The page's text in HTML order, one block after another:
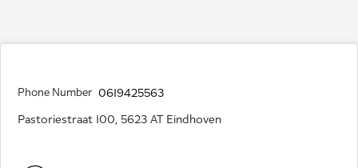
Phone Number 0619425563
Pastoriestraat 100, 5623 AT Eindhoven